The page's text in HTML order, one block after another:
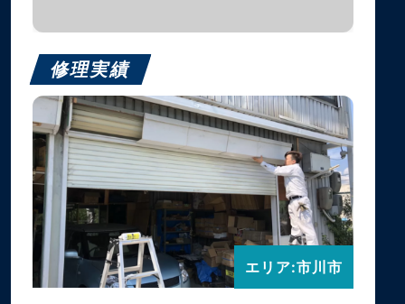
修理実績
エリア:市川市